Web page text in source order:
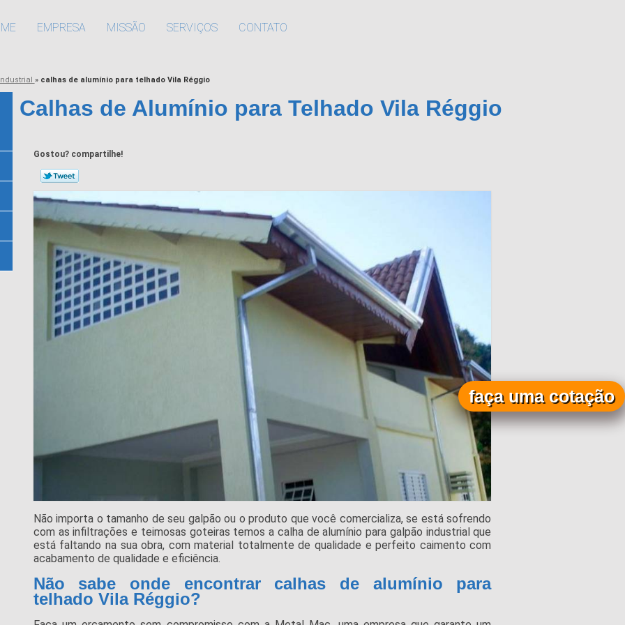
EMPRESA MISSÃO SERVIÇOS CONTATO
» calhas de alumínio para telhado Vila Réggio
Calhas de Alumínio para Telhado Vila Réggio
Gostou? compartilhe!
Não importa o tamanho de seu galpão ou o produto que você comercializa, se está sofrendo
com as infiltrações e teimosas goteiras temos a calha de alumínio para galpão industrial que
está faltando na sua obra, com material totalmente de qualidade e perfeito caimento com
acabamento de qualidade e eficiência.
Não sabe onde encontrar calhas de alumínio para
telhado Vila Réggio?
faça uma cotação